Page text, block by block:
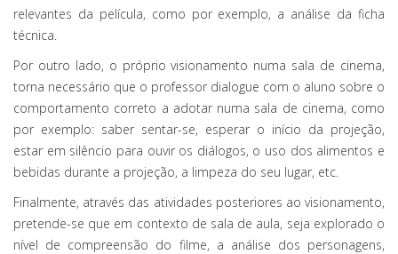
relevantes da película, como por exemplo, a análise da ficha
técnica.
Por outro lado, o próprio visionamento numa sala de cinema,
torna necessário que o professor dialogue com o aluno sobre o
comportamento correto a adotar numa sala de cinema, como
por exemplo: saber sentar-se, esperar o início da projeção,
estar em silêncio para ouvir os diálogos, o uso dos alimentos e
bebidas durante a projeção, a limpeza do seu lugar, etc.
Finalmente, através das atividades posteriores ao visionamento,
pretende-se que em contexto de sala de aula, seja explorado o
nível de compreensão do filme, a análise dos personagens,